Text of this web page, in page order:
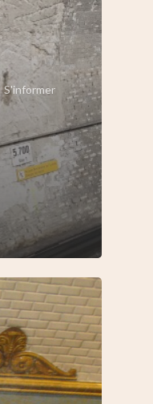
S'informer
S’informer
Au quotidien
Commerces
Histoire
Immobilier
Politique locale
Se régaler
Bars et cafés
Street food
Se bouger
Balades
Culture
Enfants
Sport & bien-être
Par quartier
Belleville /
Jourdain
Pelleport / Saint-
Télégraphe
Père Lachaise /
À propos
Nous Soutenir